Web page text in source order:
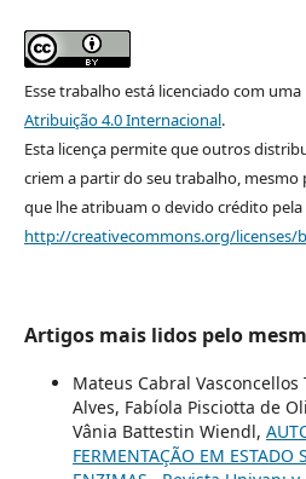
Esse trabalho está licenciado com uma
Atribuição 4.0 Internacional.
Esta licença permite que outros
criem a partir do seu trabalho, mesmo
que lhe atribuam o devido crédito
http://creativecommons.org/licenses/
Artigos mais lidos pelo
Mateus Cabral Vasconcellos
Alves, Fabíola Pisciotta de
Vânia Battestin Wiendl,
FERMENTAÇÃO EM ESTADO